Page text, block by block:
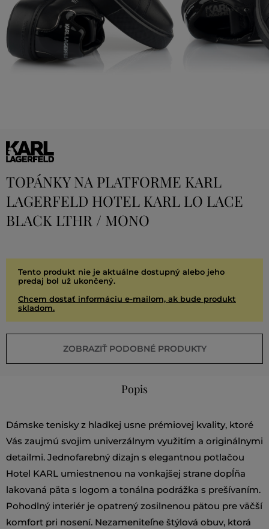
TOPÁNKY NA PLATFORME KARL
LAGERFELD HOTEL KARL LO LACE
BLACK LTHR / MONO
Tento produkt nie je aktuálne dostupný alebo jeho
predaj bol už ukončený.
Chcem dostať informáciu e-mailom, ak bude produkt
skladom.
ZOBRAZIŤ PODOBNÉ PRODUKTY
Popis
Dámske tenisky z hladkej usne prémiovej kvality, ktoré
Vás zaujmú svojim univerzálnym využitím a originálnymi
detailmi. Jednofarebný dizajn s elegantnou potlačou
Hotel KARL umiestnenou na vonkajšej strane dopĺňa
lakovaná päta s logom a tonálna podrážka s prešívaním.
Pohodlný interiér je opatrený zosilnenou pätou pre väčší
komfort pri nosení. Nezameniteľne štýlová obuv, ktorá